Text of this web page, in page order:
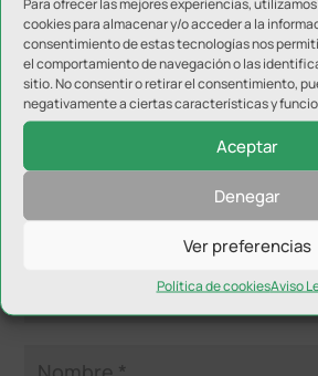
cookies para almacenar y/o acceder a la
consentimiento de estas tecnologías nos
el comportamiento de navegación o las
sitio. No consentir o retirar el consentimiento,
negativamente a ciertas características y
Aceptar
Denegar
Ver preferencias
Política de cookiesAviso
Enviar comentario
Tu dirección de correo electrónico no será
campos obligatorios están marcados con